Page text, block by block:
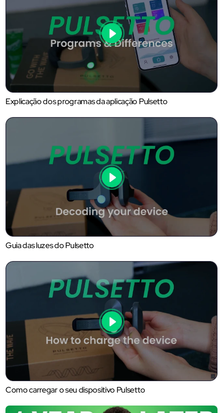
Explicação dos programas da aplicação Pulsetto
Guia das luzes do Pulsetto
Como carregar o seu dispositivo Pulsetto